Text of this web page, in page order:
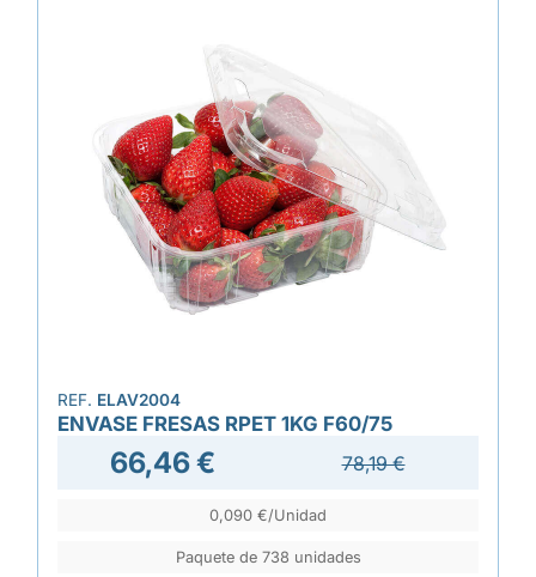
REF. ELAV2004
ENVASE FRESAS RPET 1KG F60/75
66,46 € 78,19 €
0,090 €/Unidad
Paquete de 738 unidades